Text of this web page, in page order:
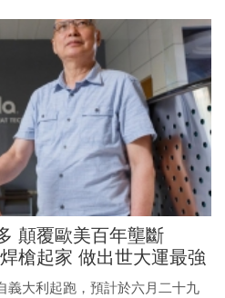
顛覆歐美百年壟斷
槍起家 做出世大運最強
義大利起跑，預計於六月二十九